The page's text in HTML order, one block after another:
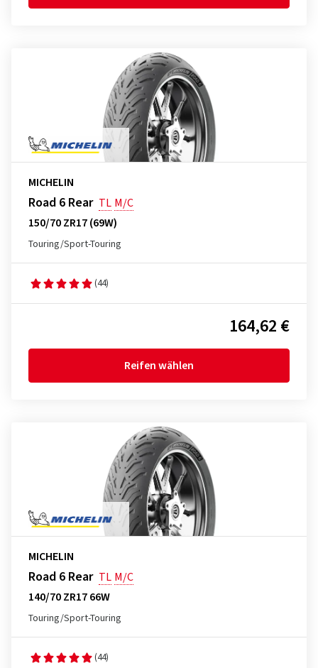
MICHELIN
Road 6 Rear TL M/C
150/70 ZR17 (69W)
Touring/Sport-Touring
(44)
164,62 €
Reifen wählen
MICHELIN
Road 6 Rear TL M/C
140/70 ZR17 66W
Touring/Sport-Touring
(44)